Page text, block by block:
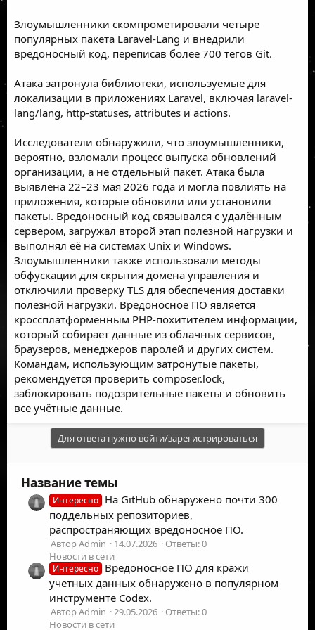
Злоумышленники скомпрометировали четыре
популярных пакета Laravel-Lang и внедрили
вредоносный код, переписав более 700 тегов Git.
Атака затронула библиотеки, используемые для
локализации в приложениях Laravel, включая laravel-
lang/lang, http-statuses, attributes и actions.
Исследователи обнаружили, что злоумышленники,
вероятно, взломали процесс выпуска обновлений
организации, а не отдельный пакет. Атака была
выявлена 22–23 мая 2026 года и могла повлиять на
приложения, которые обновили или установили
пакеты. Вредоносный код связывался с удалённым
сервером, загружал второй этап полезной нагрузки и
выполнял её на системах Unix и Windows.
Злоумышленники также использовали методы
обфускации для скрытия домена управления и
отключили проверку TLS для обеспечения доставки
полезной нагрузки. Вредоносное ПО является
кроссплатформенным PHP-похитителем информации,
который собирает данные из облачных сервисов,
браузеров, менеджеров паролей и других систем.
Командам, использующим затронутые пакеты,
рекомендуется проверить composer.lock,
заблокировать подозрительные пакеты и обновить
все учётные данные.
Для ответа нужно войти/зарегистрироваться
Название темы
Интересно На GitHub обнаружено почти 300
поддельных репозиториев,
распространяющих вредоносное ПО.
Автор Admin 14.07.2026
Ответы: 0
Новости в сети
Интересно Вредоносное ПО для кражи
учетных данных обнаружено в популярном
инструменте Codex.
Автор Admin 29.05.2026
Ответы: 0
Новости в сети